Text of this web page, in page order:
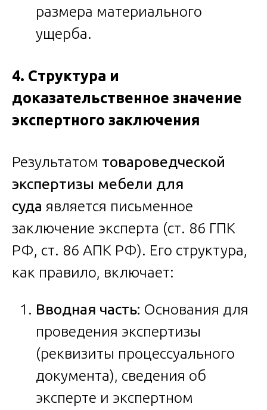
размера материального
ущерба.
4. Структура и
доказательственное значение
экспертного заключения
Результатом товароведческой
экспертизы мебели для
суда является письменное
заключение эксперта (ст. 86 ГПК
РФ, ст. 86 АПК РФ). Его структура,
как правило, включает:
Вводная часть: Основания для
проведения экспертизы
(реквизиты процессуального
документа), сведения об
эксперте и экспертном